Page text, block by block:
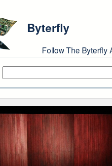
Byterfly
Follow The Byterfly